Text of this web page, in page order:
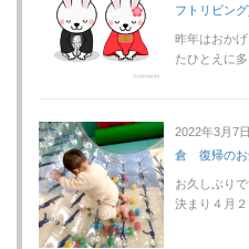
フトリビング
昨年はおか
たひとえに
2022年3月7日
倉 復帰のお
お久しぶり
決まり４月